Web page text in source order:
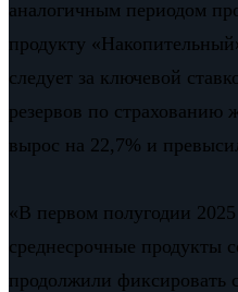
аналогичным периодом
продукту
следует за ключевой
резервов по страхованию
вырос на 22,7% и
«В первом полугодии 2025
среднесрочные продукты
продолжили фиксировать